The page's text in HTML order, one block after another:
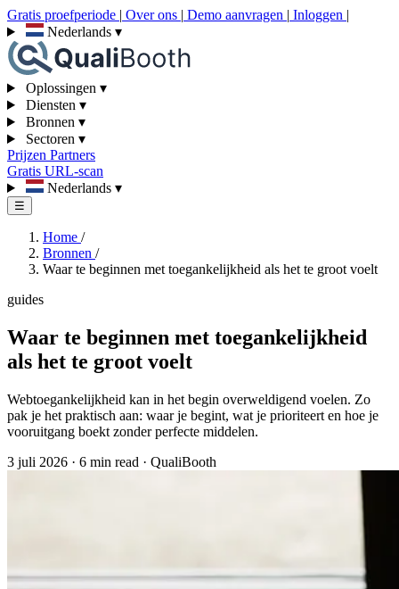
Gratis proefperiode | Over ons | Demo aanvragen | Inloggen |
Nederlands ▾
Oplossingen ▾
Diensten ▾
Bronnen ▾
Sectoren ▾
Prijzen Partners
Gratis URL-scan
Nederlands ▾
☰
Home /
Bronnen /
Waar te beginnen met toegankelijkheid als het te groot voelt
guides
Waar te beginnen met toegankelijkheid
als het te groot voelt
Webtoegankelijkheid kan in het begin overweldigend voelen. Zo
pak je het praktisch aan: waar je begint, wat je prioriteert en hoe je
vooruitgang boekt zonder perfecte middelen.
3 juli 2026 · 6 min read · QualiBooth